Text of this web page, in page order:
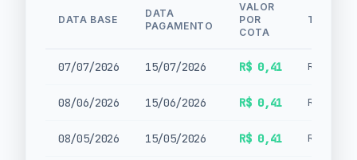
DATA BASE
DATA
PAGAMENTO
VALOR
POR
COTA
TIPO
07/07/2026 15/07/2026 R$ 0,41
08/06/2026 15/06/2026 R$ 0,41
08/05/2026 15/05/2026 R$ 0,41